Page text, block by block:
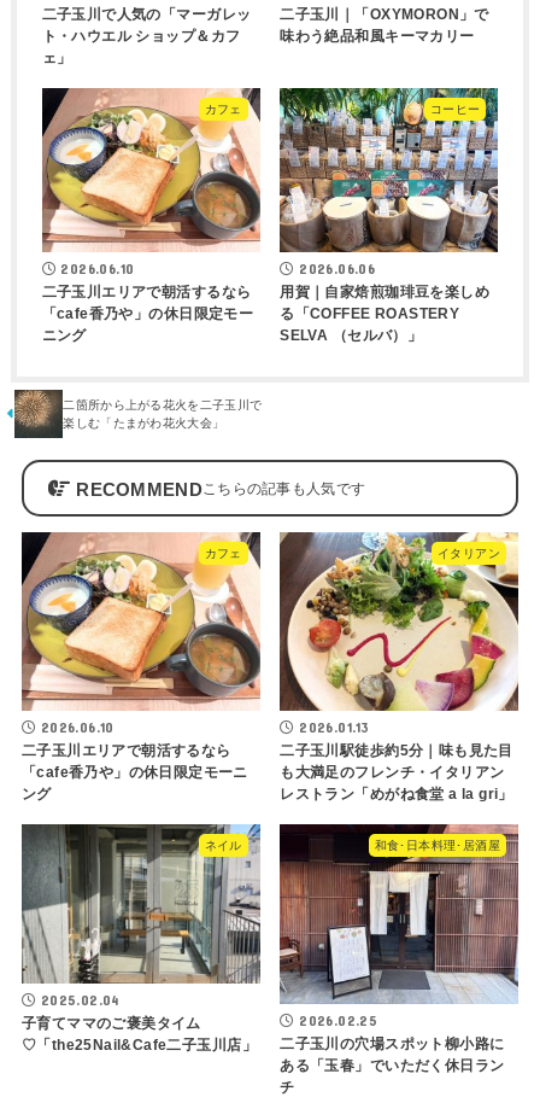
二子玉川で人気の「マーガレッ
ト・ハウエル ショップ＆カフ
ェ」
二子玉川｜「OXYMORON」で
味わう絶品和風キーマカリー
カフェ
2026.06.10
二子玉川エリアで朝活するなら
「cafe香乃や」の休日限定モー
ニング
コーヒー
2026.06.06
用賀｜自家焙煎珈琲豆を楽しめ
る「COFFEE ROASTERY
SELVA （セルバ）」
二箇所から上がる花火を二子玉川で
楽しむ「たまがわ花火大会」
RECOMMEND
カフェ
2026.06.10
二子玉川エリアで朝活するなら
「cafe香乃や」の休日限定モーニ
ング
イタリアン
2026.01.13
二子玉川駅徒歩約5分｜味も見た目
も大満足のフレンチ・イタリアン
レストラン「めがね食堂 a la gri」
ネイル
2025.02.04
子育てママのご褒美タイム
♡「the25Nail&Cafe二子玉川店」
和食･日本料理･居酒屋
2026.02.25
二子玉川の穴場スポット柳小路に
ある「玉春」でいただく休日ラン
チ